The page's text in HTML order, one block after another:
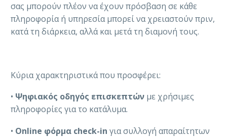
σας μπορούν πλέον να έχουν πρόσβαση σε κάθε
πληροφορία ή υπηρεσία μπορεί να χρειαστούν πριν,
κατά τη διάρκεια, αλλά και μετά τη διαμονή τους.
Κύρια χαρακτηριστικά που προσφέρει:
• Ψηφιακός οδηγός επισκεπτών με χρήσιμες
πληροφορίες για το κατάλυμα.
• Online φόρμα check-in για συλλογή απαραίτητων